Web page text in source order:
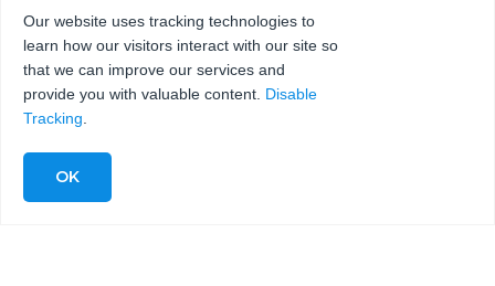
Our website uses tracking technologies to
learn how our visitors interact with our site so
that we can improve our services and
provide you with valuable content. Disable
Tracking